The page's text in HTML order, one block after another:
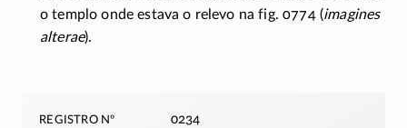
o templo onde estava o relevo na fig. 0774 (imagines
alterae).
registro nº 0234